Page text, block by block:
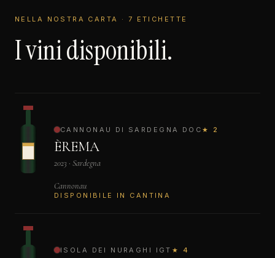
NELLA NOSTRA CARTA · 7 ETICHETTE
I vini disponibili.
CANNONAU DI SARDEGNA DOC ★ 2
ÈREMA
2023 · Sardegna
Cannonau
DISPONIBILE IN CANTINA
ISOLA DEI NURAGHI IGT ★ 4